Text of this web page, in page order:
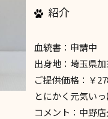
紹介
血統書：申請中
出身地：埼玉県
ご提供価格：￥
とにかく元気い
コメント：中野